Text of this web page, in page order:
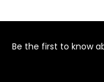
Be the first to know